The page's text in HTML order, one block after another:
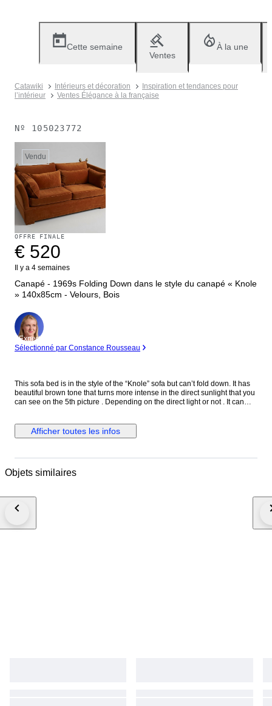
Cette semaine
Ventes
À la une
Catawiki Intérieurs et décoration
Inspiration et tendances pour
l’intérieur
Ventes Élégance à la française
Nº 105023772
Vendu
OFFRE FINALE
€ 520
Il y a 4 semaines
Canapé - 1969s Folding Down dans le style du canapé « Knole
» 140x85cm - Velours, Bois
Expert
Sélectionné par Constance Rousseau
This sofa bed is in the style of the “Knole” sofa but can’t fold down. It has
beautiful brown tone that turns more intense in the direct sunlight that you
can see on the 5th picture . Depending on the direct light or not . It can
Afficher toutes les infos
Objets similaires